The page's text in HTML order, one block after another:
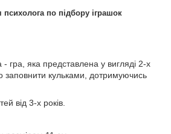
психолога по підбору іграшок
гра, яка представлена у вигляді 2-х
заповнити кульками, дотримуючись
від 3-х років.